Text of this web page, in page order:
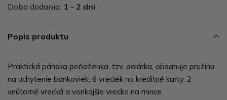
Doba dodania: 1 - 2 dni
Popis produktu
Praktická pánska peňaženka, tzv. dolárka, obsahuje pružinu
na uchytenie bankoviek, 6 vreciek na kreditné karty, 2
vnútorné vrecká a vonkajšie vrecko na mince.